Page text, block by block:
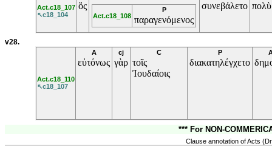
Act.c18_107
↖c18_104
ὃς
Act.c18_108
P
παραγενόμενος
συνεβάλετο πολὺ
v28.
Act.c18_110
↖c18_107
A
εὐτόνως
cj
γὰρ
C
τοῖς
Ἰουδαίοις
P
διακατηλέγχετο
*** For NON-
Clause annotation of Acts